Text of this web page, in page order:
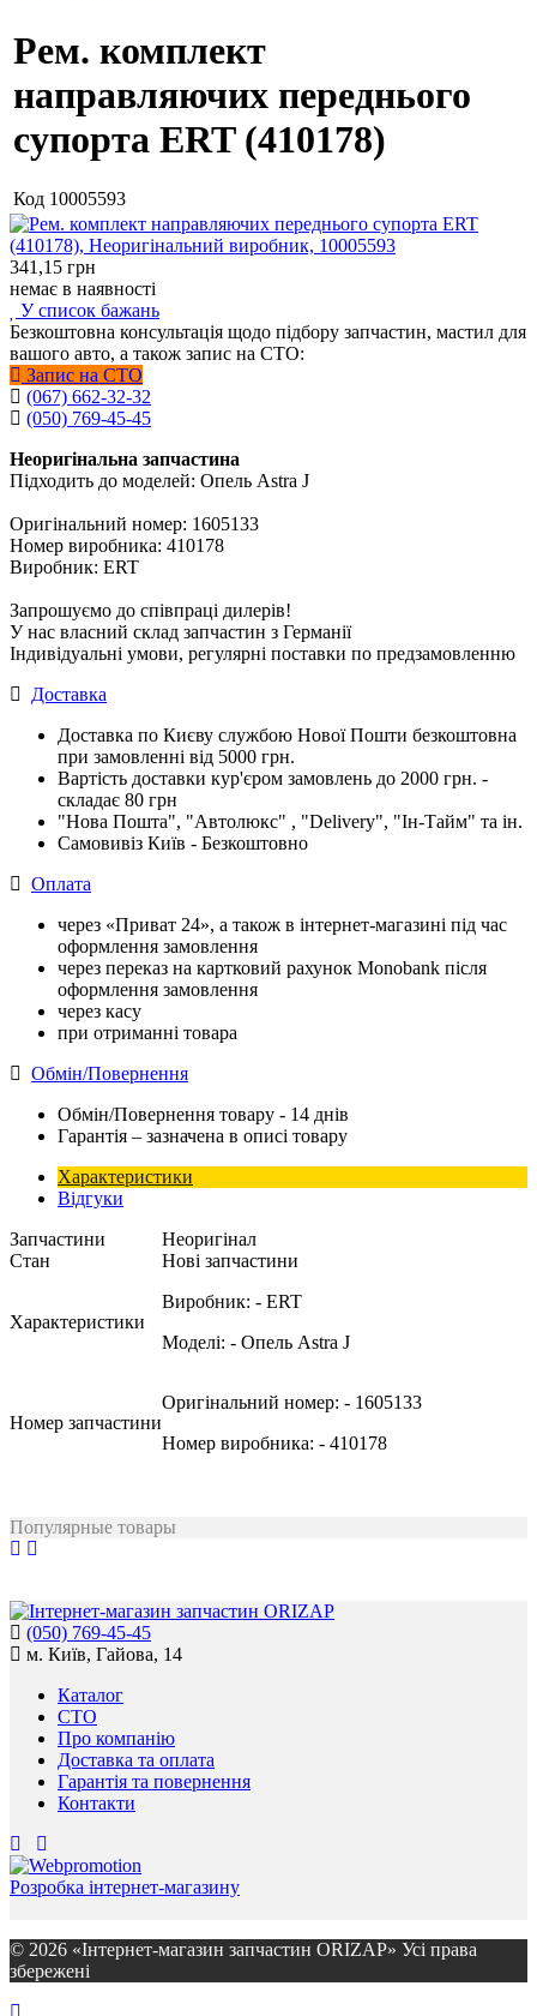
Рем. комплект
направляючих переднього
супорта ERT (410178)
Код 10005593
341,15 грн
немає в наявності
У список бажань
Безкоштовна консультація щодо підбору запчастин, мастил для
вашого авто, а також запис на СТО:
Запис на СТО
(067) 662-32-32
(050) 769-45-45
Неоригінальна запчастина
Підходить до моделей: Опель Astra J
Оригінальний номер: 1605133
Номер виробника: 410178
Виробник: ERT
Запрошуємо до співпраці дилерів!
У нас власний склад запчастин з Германії
Індивідуальні умови, регулярні поставки по предзамовленню
Доставка
Доставка по Києву службою Нової Пошти безкоштовна
при замовленні від 5000 грн.
Вартість доставки кур'єром замовлень до 2000 грн. -
складає 80 грн
"Нова Пошта", "Автолюкс" , "Delivery", "Iн-Тайм" та ін.
Самовивіз Київ - Безкоштовно
Оплата
через «Приват 24», а також в інтернет-магазині під час
оформлення замовлення
через переказ на картковий рахунок Monobank після
оформлення замовлення
через касу
при отриманні товара
Обмін/Повернення
Обмін/Повернення товару - 14 днів
Гарантія – зазначена в описі товару
Характеристики
Відгуки
Запчастини
Неоригінал
Стан
Нові запчастини
Характеристики
Виробник: - ERT
Моделі: - Опель Astra J
Номер запчастини
Оригінальний номер: - 1605133
Номер виробника: - 410178
Популярные товары
(050) 769-45-45
м. Київ, Гайова, 14
Каталог
СТО
Про компанію
Доставка та оплата
Гарантія та повернення
Контакти
Розробка інтернет-магазину
© 2026 «Інтернет-магазин запчастин ORIZAP» Усі права
збережені